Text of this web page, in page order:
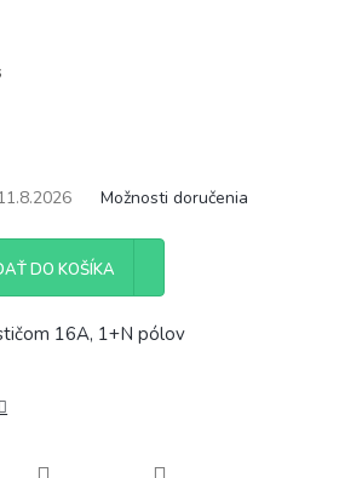
Možnosti doručenia
DO KOŠÍKA
16A, 1+N pólov